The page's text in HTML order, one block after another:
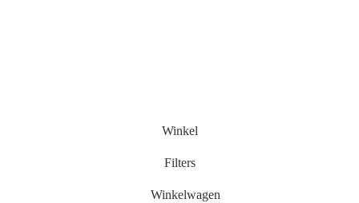
Winkel
Filters
Winkelwagen